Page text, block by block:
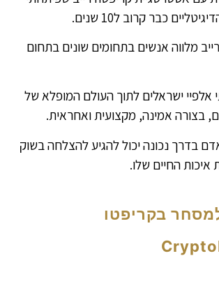
כבר קרוב ל10 שנים.
מלווה אנשים בתחומים שונים בתחום
אלפיי ישראלים לתוך העולם המופלא של
בצורה אמינה, מקצועית ואחראית.
בדרך נכונה יכול להגיע להצלחה בשוק
החיים שלו.
בקריפטו